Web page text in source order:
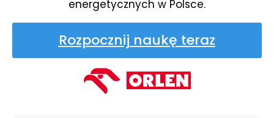
energetycznych w Polsce.
Rozpocznij naukę teraz